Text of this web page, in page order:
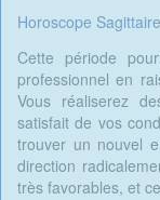
Horoscope
Cette période
professionnel en
Vous réaliserez
satisfait de vos
trouver un nouvel
direction
très favorables, et